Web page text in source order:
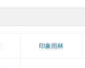
印象雨林